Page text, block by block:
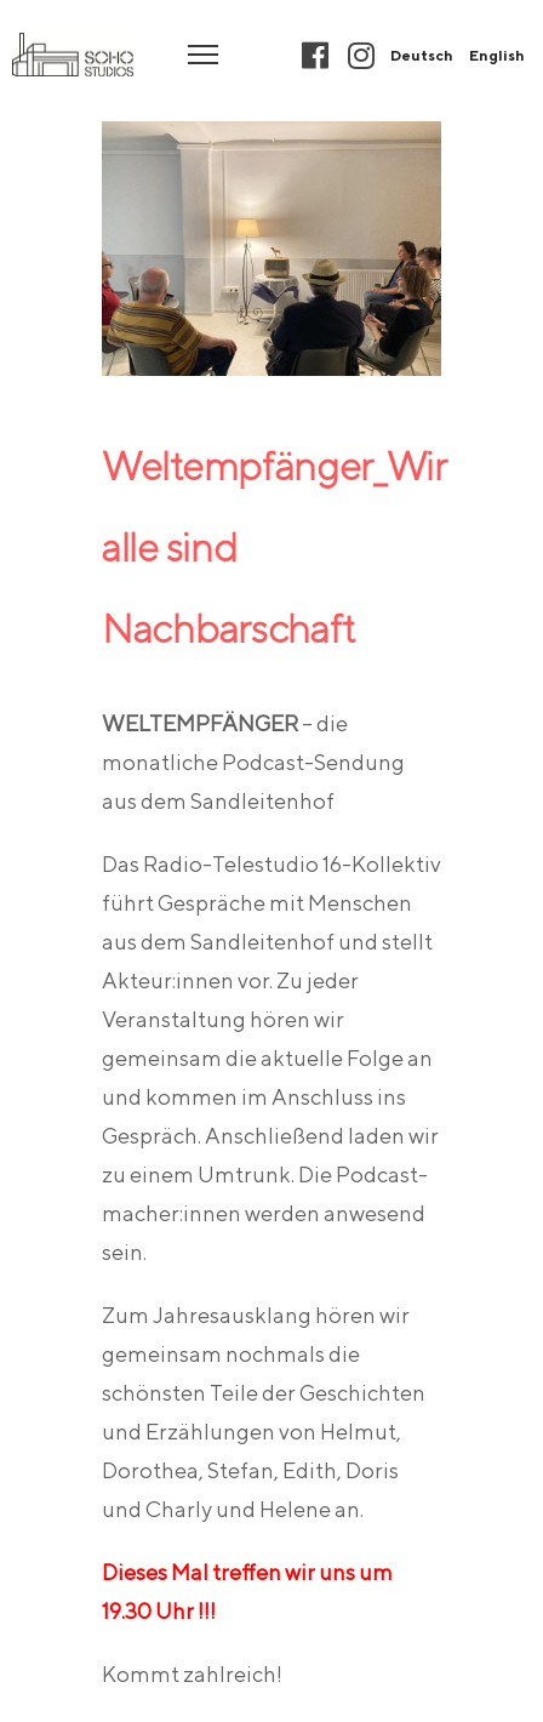
Deutsch English
Weltempfänger_Wir
alle sind
Nachbarschaft
WELTEMPFÄNGER– die
monatliche Podcast-Sendung
aus dem Sandleitenhof
Das Radio-Telestudio 16-Kollektiv
führt Gespräche mit Menschen
aus dem Sandleitenhof und stellt
Akteur:innen vor. Zu jeder
Veranstaltung hören wir
gemeinsam die aktuelle Folge an
und kommen im Anschluss ins
Gespräch. Anschließend laden wir
zu einem Umtrunk. Die Podcast-
macher:innen werden anwesend
sein.
Zum Jahresausklang hören wir
gemeinsam nochmals die
schönsten Teile der Geschichten
und Erzählungen von Helmut,
Dorothea, Stefan, Edith, Doris
und Charly und Helene an.
Dieses Mal treffen wir uns um
19.30 Uhr !!!
Kommt zahlreich!